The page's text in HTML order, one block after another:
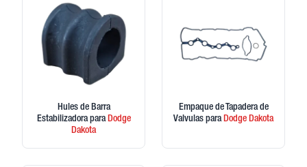
Hules de Barra
Estabilizadora paraDodge
Dakota
Empaque de Tapadera de
Valvulas paraDodge Dakota